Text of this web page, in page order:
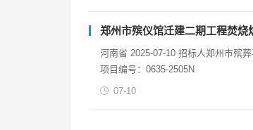
郑州市殡仪馆迁建二期工程焚
河南省 2025-07-10 招标人郑州市殡
项目编号：0635-2505N
07-10